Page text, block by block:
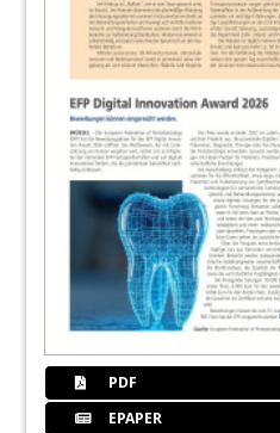
PDF
EPAPER